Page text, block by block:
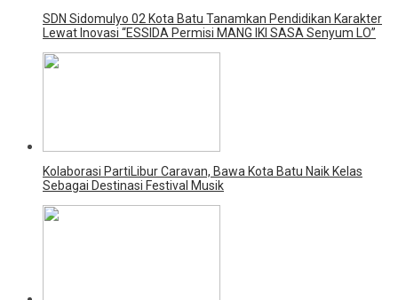
SDN Sidomulyo 02 Kota Batu Tanamkan Pendidikan Karakter
Lewat Inovasi “ESSIDA Permisi MANG IKI SASA Senyum LO”
Kolaborasi PartiLibur Caravan, Bawa Kota Batu Naik Kelas
Sebagai Destinasi Festival Musik